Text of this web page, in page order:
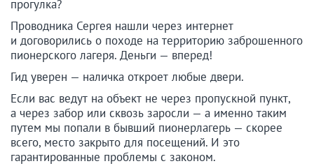
прогулка?
Проводника Сергея нашли через интернет
и договорились о походе на территорию заброшенного
пионерского лагеря. Деньги — вперед!
Гид уверен — наличка откроет любые двери.
Если вас ведут на объект не через пропускной пункт,
а через забор или сквозь заросли — а именно таким
путем мы попали в бывший пионерлагерь — скорее
всего, место закрыто для посещений. И это
гарантированные проблемы с законом.